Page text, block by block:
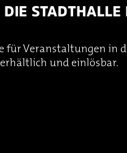
DIE STADTHALLE
für Veranstaltungen in
und einlösbar.